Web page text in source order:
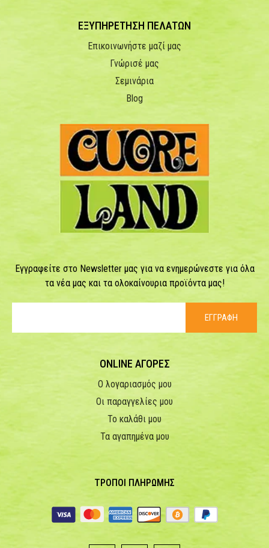
ΕΞΥΠΗΡΕΤΗΣΗ ΠΕΛΑΤΩΝ
Επικοινωνήστε μαζί μας
Γνώρισέ μας
Σεμινάρια
Blog
Εγγραφείτε στο Newsletter μας για να ενημερώνεστε για όλα
τα νέα μας και τα ολοκαίνουρια προϊόντα μας!
ΕΓΓΡΑΦΗ
ONLINE ΑΓΟΡΕΣ
Ο λογαριασμός μου
Οι παραγγελίες μου
Το καλάθι μου
Τα αγαπημένα μου
ΤΡΟΠΟΙ ΠΛΗΡΩΜΗΣ